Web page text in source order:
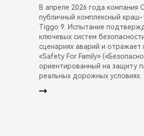
В апреле 2026 года компания
публичный комплексный краш-
Tiggo 9. Испытание
ключевых систем
сценариях аварий и
«Safety For Family»
ориентированный на защиту
реальных дорожных условиях.